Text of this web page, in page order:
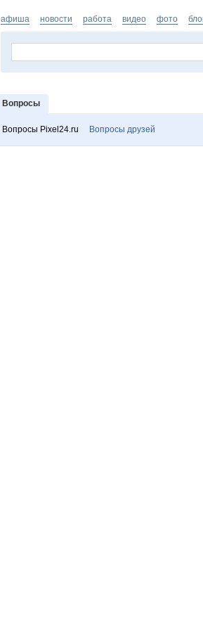
афиша новости работа видео фото
Вопросы
Вопросы Pixel24.ru Вопросы друзей